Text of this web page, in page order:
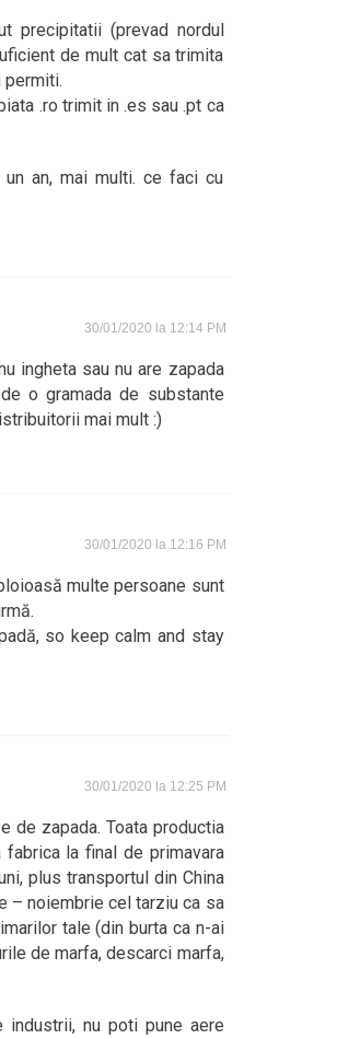
precipitatii (prevad nordul
de mult cat sa trimita
permiti.
.ro trimit in .es sau .pt ca
an, mai multi. ce faci cu
30/01/2020 la 12:14 PM
ingheta sau nu are zapada
o gramada de substante
mai mult :)
30/01/2020 la 12:16 PM
multe persoane sunt
so keep calm and stay
30/01/2020 la 12:25 PM
de zapada. Toata productia
la final de primavara
plus transportul din China
– noiembrie cel tarziu ca sa
tale (din burta ca n-ai
de marfa, descarci marfa,
nu poti pune aere